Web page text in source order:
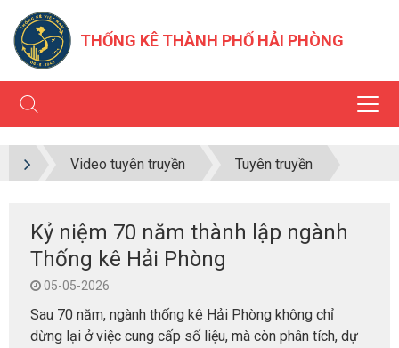
THỐNG KÊ THÀNH PHỐ HẢI PHÒNG
Video tuyên truyền Tuyên truyền
Kỷ niệm 70 năm thành lập ngành
Thống kê Hải Phòng
05-05-2026
Sau 70 năm, ngành thống kê Hải Phòng không chỉ
dừng lại ở việc cung cấp số liệu, mà còn phân tích, dự